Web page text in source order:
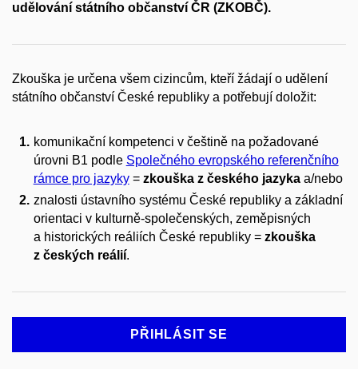
udělování státního občanství ČR (ZKOBČ).
Zkouška je určena všem cizincům, kteří žádají o udělení
státního občanství České republiky a potřebují doložit:
komunikační kompetenci v češtině na požadované
úrovni B1 podle Společného evropského referenčního
rámce pro jazyky= zkouška z českého jazykaa/nebo
znalosti ústavního systému České republiky a základní
orientaci v kulturně-společenských, zeměpisných
a historických reáliích České republiky = zkouška
z českých reálií.
PŘIHLÁSIT SE